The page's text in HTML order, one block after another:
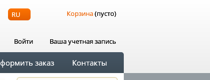
RU Корзина(пусто)
Войти Ваша учетная запись
заказ Контакты